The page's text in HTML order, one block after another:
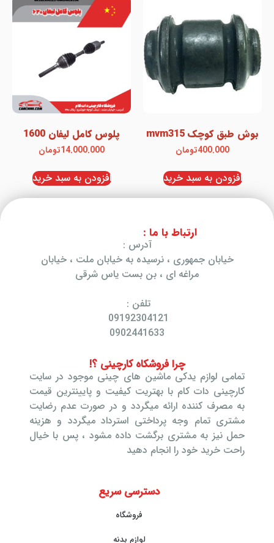
بوش طبق کوچک mvm315
400.000تومان
افزودن به سبد خرید
پلوس کامل لیفان 1600
14.000.000تومان
افزودن به سبد خرید
ارتباط با ما :
آدرس :
خیابان جمهوری ، نرسیده به خیابان ملت ، خیابان
مراغه ای ، بن بست یاس شرقی
تلفن :
09192304121
0902441633
چرا فروشکاه کارچینی ؟!
تمامی لوازم یدکی ماشین های چینی موجود در سایت
کارچینی دات کام با بهتریت کیفیت و پایینترین قیمت
به مصرف کننده ارائه میگردد و در صورت عدم رضایت
مشتری تمام وجه پرداختی استرداد میگردد و هزینه
حمل نیز به مشتری برگشت داده مشود ، پس با خیال
راحت خرید خود را انجام دهید
دسترسی سریع
فروشگاه
لوازم بدنه